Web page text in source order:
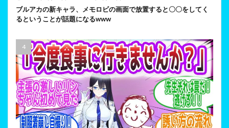
ブルアカの新キャラ、メモロビの画面で放置すると〇〇をしてく
るということが話題になるwww